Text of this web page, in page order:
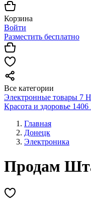
Корзина
Войти
Разместить бесплатно
Все категории
Электронные товары 7
Красота и здоровье 1406
Главная
Донецк
Электроника
Продам